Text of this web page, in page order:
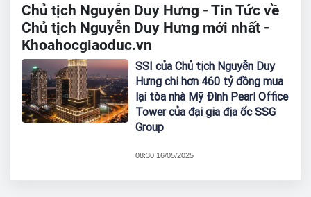
Chủ tịch Nguyễn Duy Hưng - Tin Tức về
Chủ tịch Nguyễn Duy Hưng mới nhất -
Khoahocgiaoduc.vn
SSI của Chủ tịch Nguyễn Duy
Hưng chi hơn 460 tỷ đồng mua
lại tòa nhà Mỹ Đình Pearl Office
Tower của đại gia địa ốc SSG
Group
08:30 16/05/2025